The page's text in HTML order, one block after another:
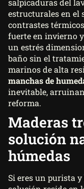
estructurales en el
contrastes
fuerte en invierno
un estrés
baño sin el
marinos de alta
manchas de
inevitable,
reforma.
Maderas
solución
húmedas
Si eres un purista